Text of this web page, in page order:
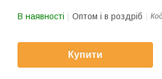
В наявності Оптом і в роздріб
Купити